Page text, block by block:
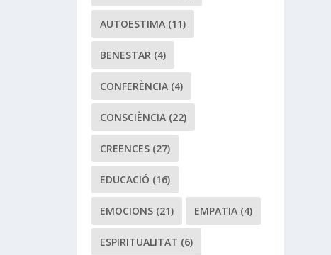
AUTOESTIMA (11)
BENESTAR (4)
CONFERÈNCIA (4)
CONSCIÈNCIA (22)
CREENCES (27)
EDUCACIÓ (16)
EMOCIONS (21) EMPATIA (4)
ESPIRITUALITAT (6)